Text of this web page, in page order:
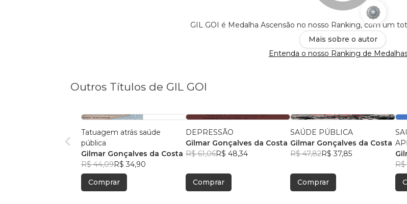
GIL GOI é Medalha Ascensão no nosso Ranking, com um
Mais sobre o autor
Entenda o nosso Ranking de
Outros Títulos de GIL GOI
Tatuagem atrás saúde
pública
Gilmar Gonçalves da Costa
R$ 44,09R$ 34,90
Comprar
DEPRESSÃO
Gilmar Gonçalves da Costa
R$ 61,06R$ 48,34
Comprar
SAÚDE PÚBLICA
Gilmar Gonçalves da Costa
R$ 47,82R$ 37,85
Comprar
R$